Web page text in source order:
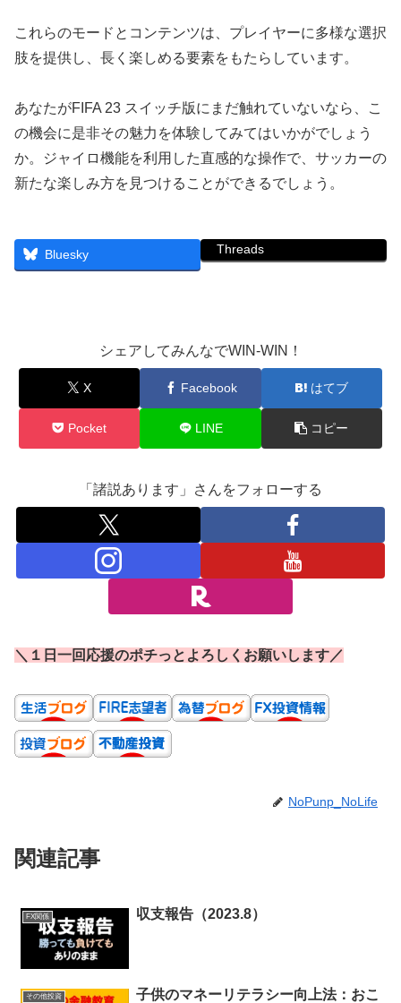
これらのモードとコンテンツは、プレイヤーに多様な選択
肢を提供し、長く楽しめる要素をもたらしています。
あなたがFIFA 23 スイッチ版にまだ触れていないなら、こ
の機会に是非その魅力を体験してみてはいかがでしょう
か。ジャイロ機能を利用した直感的な操作で、サッカーの
新たな楽しみ方を見つけることができるでしょう。
Bluesky Threads
シェアしてみんなでWIN-WIN！
X Facebook はてブ
Pocket LINE コピー
「諸説あります」さんをフォローする
＼１日一回応援のポチっとよろしくお願いします／
NoPunp_NoLife
関連記事
FX関係 収支報告（2023.8）
その他投資
子供のマネーリテラシー向上法：おこ